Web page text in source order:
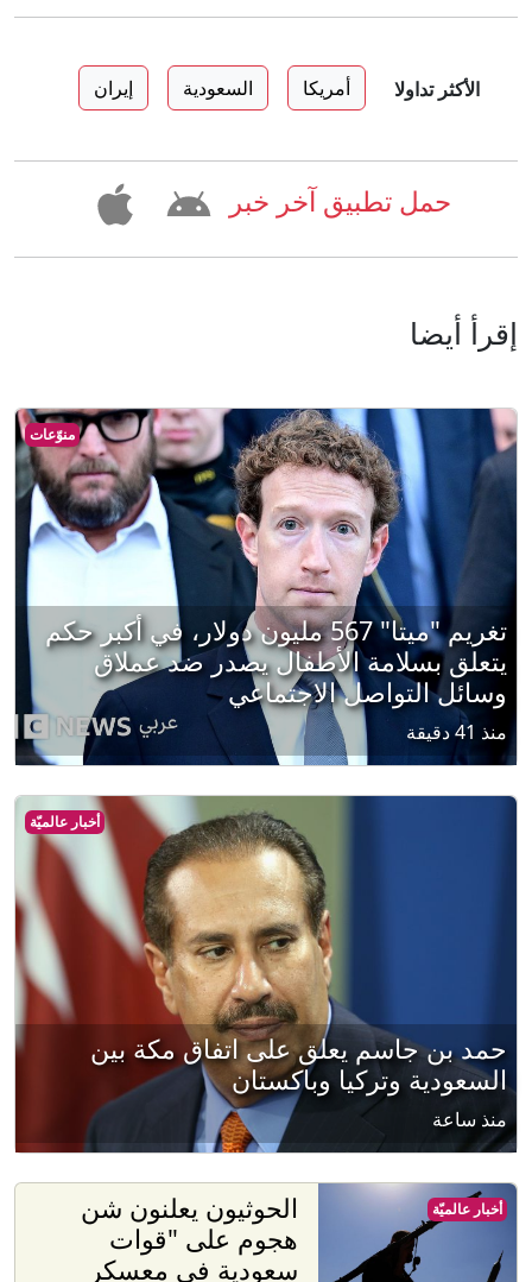
الأكثر تداولا أمريكا السعودية إيران
حمل تطبيق آخر خبر
إقرأ أيضا
منوّعات
تغريم "ميتا" 567 مليون دولار، في أكبر حكم
يتعلق بسلامة الأطفال يصدر ضد عملاق
وسائل التواصل الاجتماعي
منذ 41 دقيقة
أخبار عالميّة
حمد بن جاسم يعلق على اتفاق مكة بين
السعودية وتركيا وباكستان
منذ ساعة
الحوثيون يعلنون شن
هجوم على "قوات
سعودية في معسكر
أخبار عالميّة